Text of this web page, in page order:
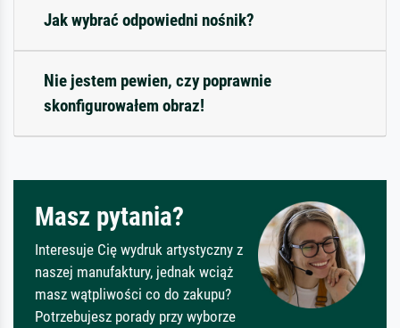
Jak wybrać odpowiedni nośnik?
Nie jestem pewien, czy poprawnie
skonfigurowałem obraz!
Masz pytania?
Interesuje Cię wydruk artystyczny z
naszej manufaktury, jednak wciąż
masz wątpliwości co do zakupu?
Potrzebujesz porady przy wyborze